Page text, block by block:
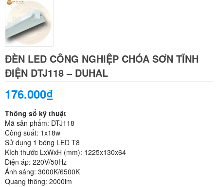
ĐÈN LED CÔNG NGHIỆP CHÓA SƠN TĨNH
ĐIỆN DTJ118 – DUHAL
176.000₫
Thông số kỹ thuật
Mã sản phẩm: DTJ118
Công suất: 1x18w
Sử dụng 1 bóng LED T8
Kích thước LxWxH (mm): 1225x130x64
Điện áp: 220V/50Hz
Ánh sáng: 3000K/6500K
Quang thông: 2000lm